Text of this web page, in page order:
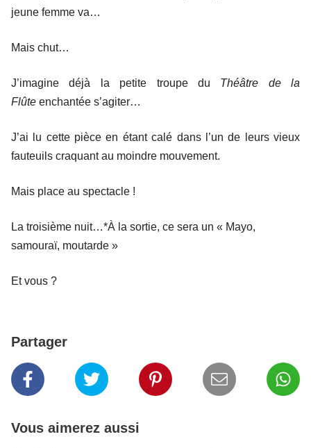
jeune femme va…
Mais chut…
J’imagine déjà la petite troupe du
Théâtre de la
Flûte enchantée s’agiter…
J’ai lu cette pièce en étant calé dans l’un de leurs vieux
fauteuils craquant au moindre mouvement.
Mais place au spectacle !
La troisième nuit…*À la sortie, ce sera un « Mayo,
samouraï, moutarde »
Et vous ?
Partager
Vous aimerez aussi